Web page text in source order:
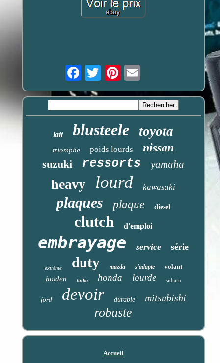
Email
lait blusteele toyota
triomphe poids lourds nissan
suzuki ressorts yamaha
heavy lourd kawasaki
plaques plaque diesel
clutch d'emploi
embrayage service série
extrême duty mazda s'adapte volant
holden turbo honda lourde subaru
ford devoir durable mitsubishi
robuste
Accueil